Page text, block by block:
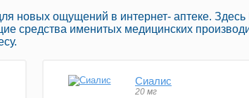
новых ощущений в интернет- аптеке.
средства именитых медицинских
Сиалис
20 мг